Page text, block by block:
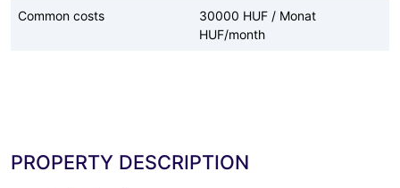
Common costs
30000 HUF / Monat
HUF/month
PROPERTY DESCRIPTION